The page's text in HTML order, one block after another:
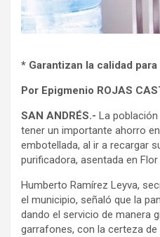
* Garantizan la calidad
Por Epigmenio ROJAS
SAN ANDRÉS.- La
tener un importante ahorro
embotellada, al ir a recargar
purificadora, asentada en Flor
Humberto Ramírez Leyva,
el municipio, señaló que la
dando el servicio de manera
garrafones, con la certeza de